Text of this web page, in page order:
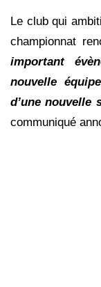
Le club qui
championnat
important
nouvelle
d’une nouvelle
communiqué